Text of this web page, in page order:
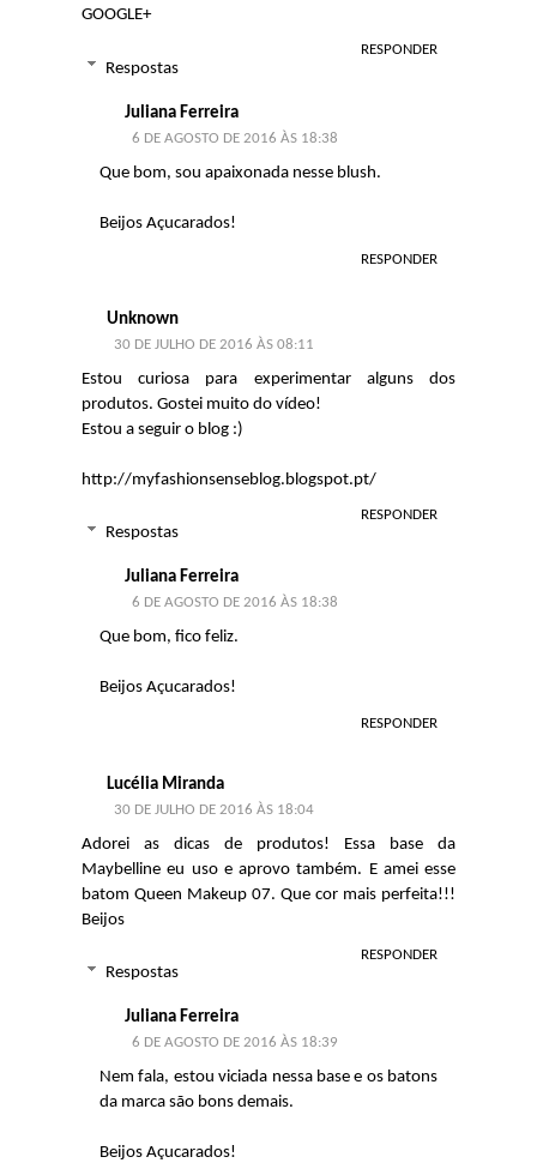
GOOGLE+
RESPONDER
Respostas
Juliana Ferreira
6 DE AGOSTO DE 2016 ÀS 18:38
Que bom, sou apaixonada nesse blush.
Beijos Açucarados!
RESPONDER
Unknown
30 DE JULHO DE 2016 ÀS 08:11
Estou curiosa para experimentar alguns dos
produtos. Gostei muito do vídeo!
Estou a seguir o blog :)
http://myfashionsenseblog.blogspot.pt/
RESPONDER
Respostas
Juliana Ferreira
6 DE AGOSTO DE 2016 ÀS 18:38
Que bom, fico feliz.
Beijos Açucarados!
RESPONDER
Lucélia Miranda
30 DE JULHO DE 2016 ÀS 18:04
Adorei as dicas de produtos! Essa base da
Maybelline eu uso e aprovo também. E amei esse
batom Queen Makeup 07. Que cor mais perfeita!!!
Beijos
RESPONDER
Respostas
Juliana Ferreira
6 DE AGOSTO DE 2016 ÀS 18:39
Nem fala, estou viciada nessa base e os batons
da marca são bons demais.
Beijos Açucarados!